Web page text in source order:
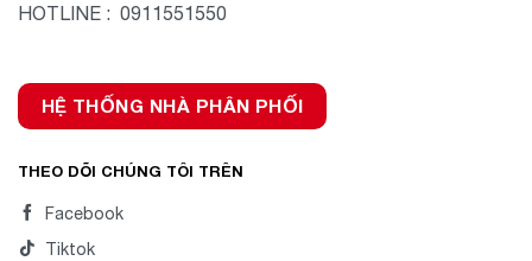
HOTLINE : 0911551550
HỆ THỐNG NHÀ PHÂN PHỐI
THEO DÕI CHÚNG TÔI TRÊN
Facebook
Tiktok